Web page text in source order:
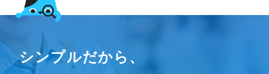
シンプルだから、